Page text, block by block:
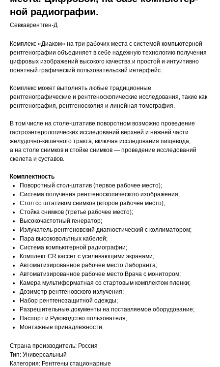
ной ра­дио­гра­фии.
Севкаврентген-Д
Комплекс «Диаком» на три рабочих места с системой компьютерной
рентгенографии объединяет в себе надежную технологию получения
цифровых изображений высокого качества и простой и интуитивно
понятный графический пользовательский интерфейс.
Комплекс может выполнять любые традиционные
рентгенографические и рентгеноскопические исследования, такие как
рентгенография, рентгеноскопия и линейная томография.
В том числе на столе-штативе поворотном возможно проведение
гастроэнтерологических исследований верхней и нижней части
желудочно-кишечного тракта, включая исследования пищевода,
а на столе снимков и стойке снимков — проведение исследований
скелета и суставов.
Комплектность
Поворотный стол-штатив (первое рабочее место);
Система получения рентгеноскопического изображения;
Стол со штативом снимков (второе рабочее место);
Стойка снимков (третье рабочее место);
Высокочастотный генератор;
Излучатель рентгеновский диагностический с коллиматором;
Пара высоковольтных кабелей;
Система компьютерной радиографии;
Комплект CR кассет с усиливающими экранами;
Автоматизированное рабочее место Лаборанта;
Автоматизированное рабочее место Врача с монитором;
Камера мультиформатная со стартовым комплектом пленки;
Дозиметр рентгеновского излучения;
Набор рентгенозащитной одежды;
Разрешительные документы на поставляемое оборудование;
Паспорт и Руководство пользователя;
Монтажные принадлежности.
Страна производитель: Россия
Тип: Универсальный
Категория: Рентгены стационарные